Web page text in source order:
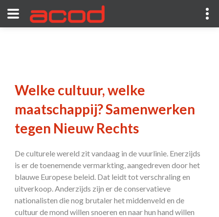
Welke cultuur, welke
maatschappij? Samenwerken
tegen Nieuw Rechts
De culturele wereld zit vandaag in de vuurlinie. Enerzijds
is er de toenemende vermarkting, aangedreven door het
blauwe Europese beleid. Dat leidt tot verschraling en
uitverkoop. Anderzijds zijn er de conservatieve
nationalisten die nog brutaler het middenveld en de
cultuur de mond willen snoeren en naar hun hand willen